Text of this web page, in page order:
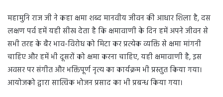
महामुनि राज जी ने कहा क्षमा शब्द मानवीय जीवन की आधार शिला है, दस
लक्षण पर्व हमें यही सीख देता है कि क्षमावाणी के दिन हमें अपने जीवन से
सभी तरह के बैर भाव-विरोध को मिटा कर प्रत्येक व्यक्ति से क्षमा मांगनी
चाहिए और हमें भी दूसरों को क्षमा करना चाहिए, यही क्षमावाणी है, इस
अवसर पर संगीत और भक्तिपूर्ण नृत्य का कार्यक्रम भी प्रस्तुत किया गया।
आयोजको द्वारा सात्विक भोजन प्रसाद का भी प्रबन्ध किया गया।